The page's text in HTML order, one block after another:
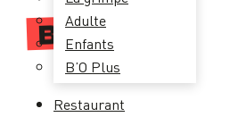
Adulte
Enfants
B’O Plus
Restaurant
B’Ofood
Je télécharge la
carte